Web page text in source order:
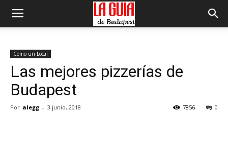
Como un Local
Las mejores pizzerías de
Budapest
Por alegg - 3 junio, 2018 0
7856